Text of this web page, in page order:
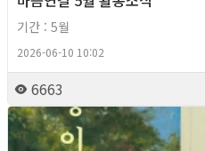
기간 : 5월
2026-06-10 10:02
6663